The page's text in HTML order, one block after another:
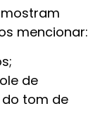
mencionar:
de
tom de